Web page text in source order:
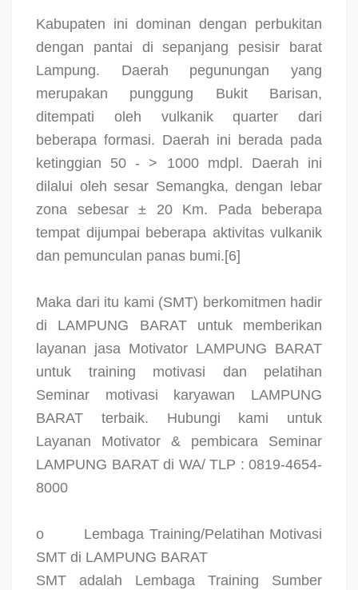
Kabupaten ini dominan dengan perbukitan
dengan pantai di sepanjang pesisir barat
Lampung. Daerah pegunungan yang
merupakan punggung Bukit Barisan,
ditempati oleh vulkanik quarter dari
beberapa formasi. Daerah ini berada pada
ketinggian 50 - > 1000 mdpl. Daerah ini
dilalui oleh sesar Semangka, dengan lebar
zona sebesar ± 20 Km. Pada beberapa
tempat dijumpai beberapa aktivitas vulkanik
dan pemunculan panas bumi.[6]
Maka dari itu kami (SMT) berkomitmen hadir
di LAMPUNG BARAT untuk memberikan
layanan jasa Motivator LAMPUNG BARAT
untuk training motivasi dan pelatihan
Seminar motivasi karyawan LAMPUNG
BARAT terbaik. Hubungi kami untuk
Layanan Motivator & pembicara Seminar
LAMPUNG BARAT di WA/ TLP : 0819-4654-
8000
o
Lembaga Training/Pelatihan Motivasi
SMT di LAMPUNG BARAT
SMT adalah Lembaga Training Sumber